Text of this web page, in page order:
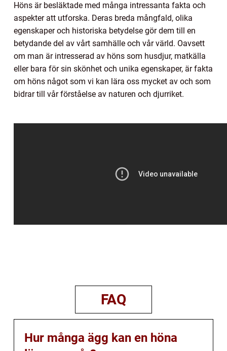
Höns är besläktade med många intressanta fakta och
aspekter att utforska. Deras breda mångfald, olika
egenskaper och historiska betydelse gör dem till en
betydande del av vårt samhälle och vår värld. Oavsett
om man är intresserad av höns som husdjur, matkälla
eller bara för sin skönhet och unika egenskaper, är fakta
om höns något som vi kan lära oss mycket av och som
bidrar till vår förståelse av naturen och djurriket.
FAQ
Hur många ägg kan en höna